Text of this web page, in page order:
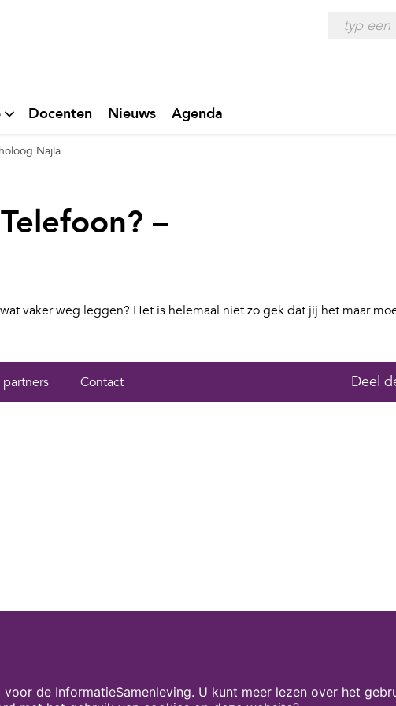
Docenten Nieuws Agenda
Najla
–
vaker weg leggen? Het is helemaal niet zo gek dat jij het maar
Contact Deel
de InformatieSamenleving. U kunt meer lezen over het